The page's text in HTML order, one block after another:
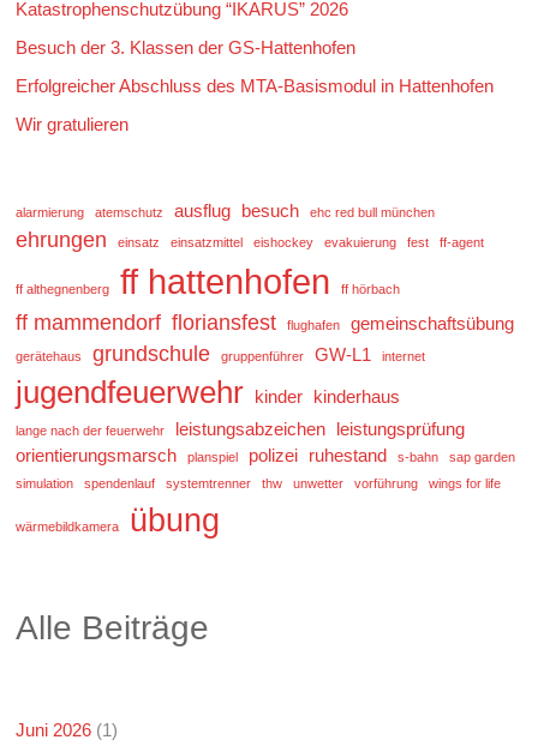
Katastrophenschutzübung “IKARUS” 2026
Besuch der 3. Klassen der GS-Hattenhofen
Erfolgreicher Abschluss des MTA-Basismodul in Hattenhofen
Wir gratulieren
alarmierung atemschutz ausflug besuch ehc red bull münchen
ehrungen einsatz einsatzmittel eishockey evakuierung fest ff-agent
ff althegnenberg ff hattenhofen ff hörbach
ff mammendorf floriansfest flughafen gemeinschaftsübung
gerätehaus grundschule gruppenführer GW-L1 internet
jugendfeuerwehr kinder kinderhaus
lange nach der feuerwehr leistungsabzeichen leistungsprüfung
orientierungsmarsch
planspiel polizei ruhestand s-bahn
sap garden
simulation
spendenlauf systemtrenner thw unwetter vorführung wings for life
wärmebildkamera übung
Alle Beiträge
Juni 2026 (1)